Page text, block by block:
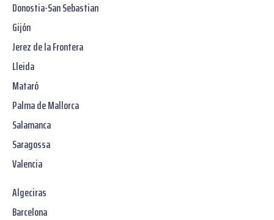
Donostia-San Sebastian
Gijón
Jerez de la Frontera
Lleida
Mataró
Palma de Mallorca
Salamanca
Saragossa
Valencia
Algeciras
Barcelona